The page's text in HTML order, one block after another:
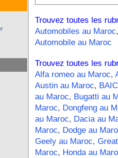
Trouvez toutes les
Automobiles au Maroc
Automobile au Maroc
Trouvez toutes les
Alfa romeo au Maroc,
Austin au Maroc,
au Maroc, Bugatti au
Maroc, Dongfeng au
au Maroc, Dacia au
Maroc, Dodge au
Geely au Maroc,
Maroc, Honda au